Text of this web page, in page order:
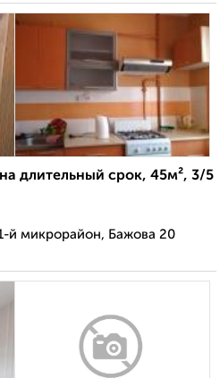
длительный срок, 45м², 3/5
й микрорайон, Бажова 20